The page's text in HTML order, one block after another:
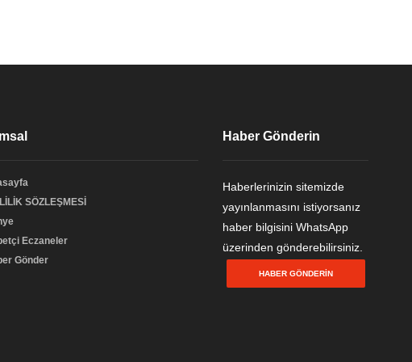
SÖZLEŞMESİ
Eczaneler
Gönder
Haber Gönderin
Haberlerinizin sitemizde
yayınlanmasını istiyorsanız
haber bilgisini WhatsApp
üzerinden gönderebilirsiniz.
HABER GÖNDERIN